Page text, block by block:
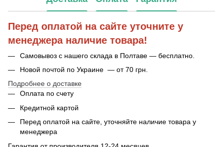
Перед оплатой на сайте уточните у
менеджера наличие товара!
Самовывоз с нашего склада в Полтаве — бесплатно.
Новой почтой по Украине — от 70 грн.
Подробнее о доставке
Оплата по счету
Кредитной картой
Перед оплатой на сайте, уточняйте наличие товара у
менеджера